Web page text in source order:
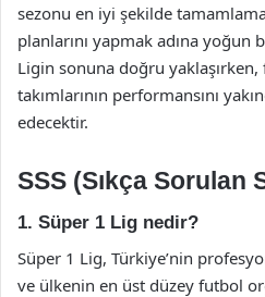
sezonu en iyi şekilde
planlarını yapmak adına yoğun
Ligin sonuna doğru
takımlarının performansını
edecektir.
SSS (Sıkça Sorulan
1. Süper 1 Lig nedir?
Süper 1 Lig, Türkiye’nin
ve ülkenin en üst düzey futbol